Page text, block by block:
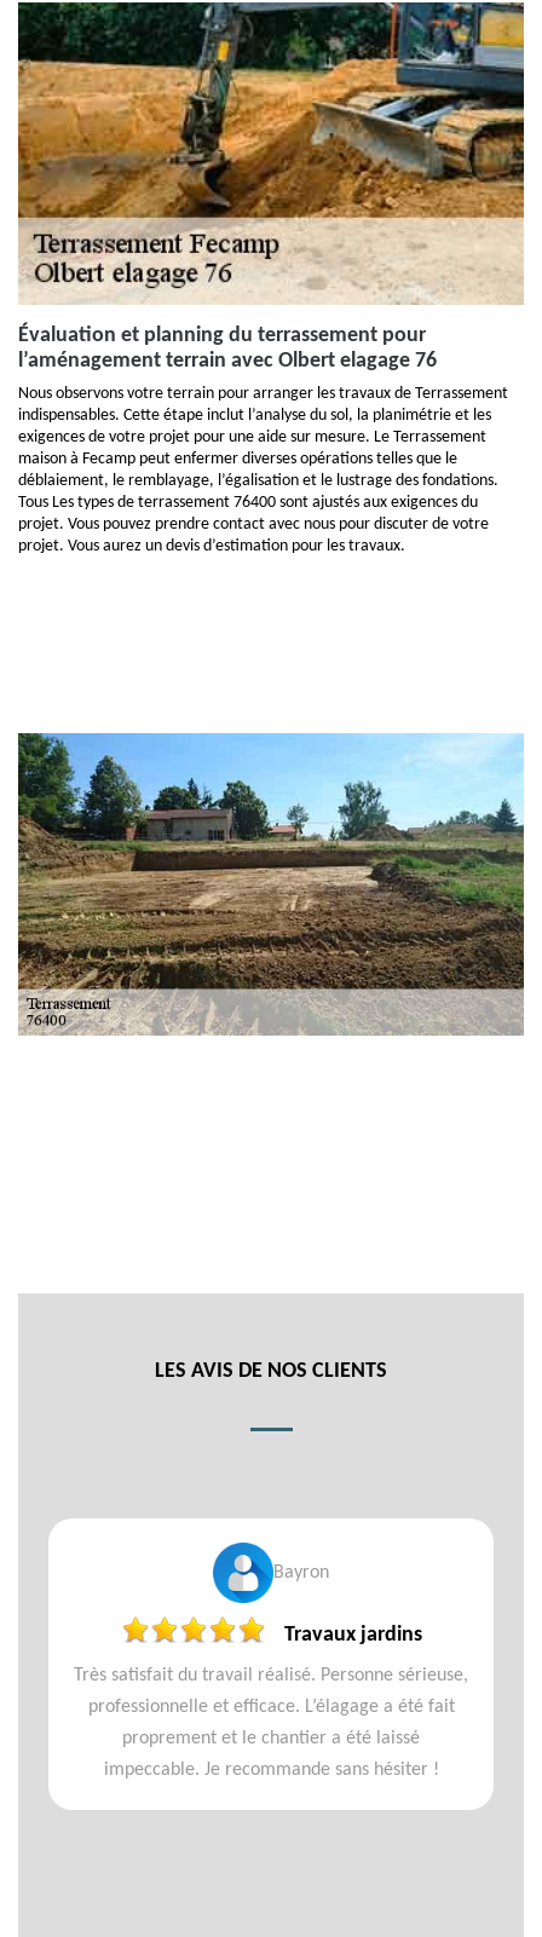
Évaluation et planning du terrassement pour
l’aménagement terrain avec Olbert elagage 76
Nous observons votre terrain pour arranger les travaux de Terrassement
indispensables. Cette étape inclut l’analyse du sol, la planimétrie et les
exigences de votre projet pour une aide sur mesure. Le Terrassement
maison à Fecamp peut enfermer diverses opérations telles que le
déblaiement, le remblayage, l’égalisation et le lustrage des fondations.
Tous Les types de terrassement 76400 sont ajustés aux exigences du
projet. Vous pouvez prendre contact avec nous pour discuter de votre
projet. Vous aurez un devis d’estimation pour les travaux.
LES AVIS DE NOS CLIENTS
Bayron
Travaux jardins
Très satisfait du travail réalisé. Personne sérieuse,
professionnelle et efficace. L’élagage a été fait
proprement et le chantier a été laissé
impeccable. Je recommande sans hésiter !